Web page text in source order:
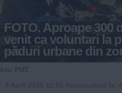
FOTO. Aproape 300
venit ca voluntari la
păduri urbane din
foto: PMT